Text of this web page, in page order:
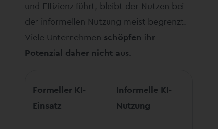
und Effizienz führt, bleibt der Nutzen bei
der informellen Nutzung meist begrenzt.
Viele Unternehmen schöpfen ihr
Potenzial daher nicht aus.
Formeller KI-
Einsatz
Informelle KI-
Nutzung